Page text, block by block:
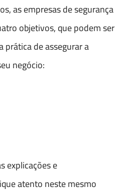
as empresas de segurança
objetivos, que podem ser
prática de assegurar a
negócio:
explicações e
atento neste mesmo